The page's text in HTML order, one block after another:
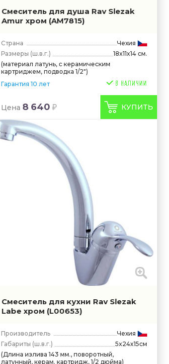
Смеситель для душа Rav Slezak
Amur хром (AM7815)
Страна
Чехия
Размеры (ш.в.г.)
18x11x14 см.
(материал латунь, с керамическим
картриджем, подводка 1/2")
Гарантия 10 лет
Цена 8 640 КУПИТЬ
Смеситель для кухни Rav Slezak
Labe хром (L00653)
Производитель
Чехия
Габариты (ш.в.г.)
5x24x15см
(Длина излива 143 мм., поворотный,
латунный, керам. картридж, 1/2 дюйма)